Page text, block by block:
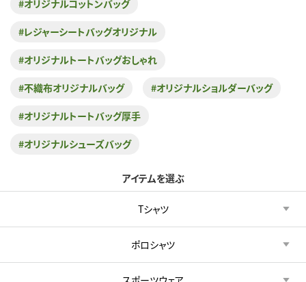
#オリジナルコットンバッグ
#レジャーシートバッグオリジナル
#オリジナルトートバッグおしゃれ
#不織布オリジナルバッグ #オリジナルショルダーバッグ
#オリジナルトートバッグ厚手
#オリジナルシューズバッグ
アイテムを選ぶ
Tシャツ
ポロシャツ